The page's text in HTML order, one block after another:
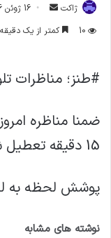
ژاکت
ارسال
ایمیل
16 ژوئن 2026
10
کمتر از یک دقیقه
#طنز؛ مناظرات
ضمنا مناظره
15 دقیقه تعطیل شد
پوشش لحظه به
نوشته های مشابه